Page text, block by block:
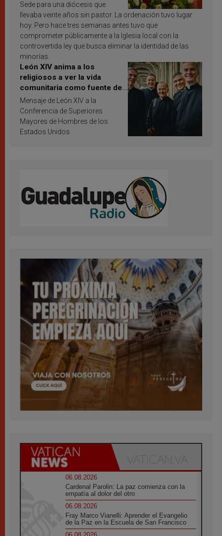
Sede para una diócesis que
llevaba veinte años sin pastor. La ordenación tuvo lugar
hoy. Pero hace tres semanas antes tuvo que
comprometer públicamente a la Iglesia local con la
controvertida ley que busca eliminar la identidad de las
minorías.
León XIV anima a los
religiosos a ver la vida
comunitaria como fuente de
inspiración y santificación
Mensaje de León XIV a la
Conferencia de Superiores
Mayores de Hombres de los
Estados Unidos
06.08.2026
Cardenal Parolin: La paz comienza con la
empatía al dolor del otro
06.08.2026
Fray Marco Vianelli: Aprender el Evangelio
de la Paz en la Escuela de San Francisco